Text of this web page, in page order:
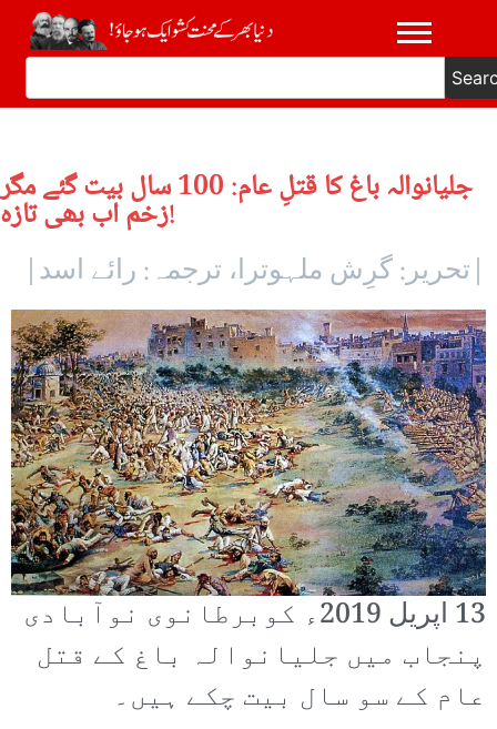
جلیانوالہ باغ کا قتلِ عام: 100 سال بیت گئے مگر
زخم اب بھی تازہ!
|تحریر: گرِش ملہوترا، ترجمہ: رائے اسد|
13 اپریل 2019ء کوبرطانوی نوآبادی
پنجاب میں جلیانوالہ باغ کے قتل
عام کے سو سال بیت چکے ہیں۔